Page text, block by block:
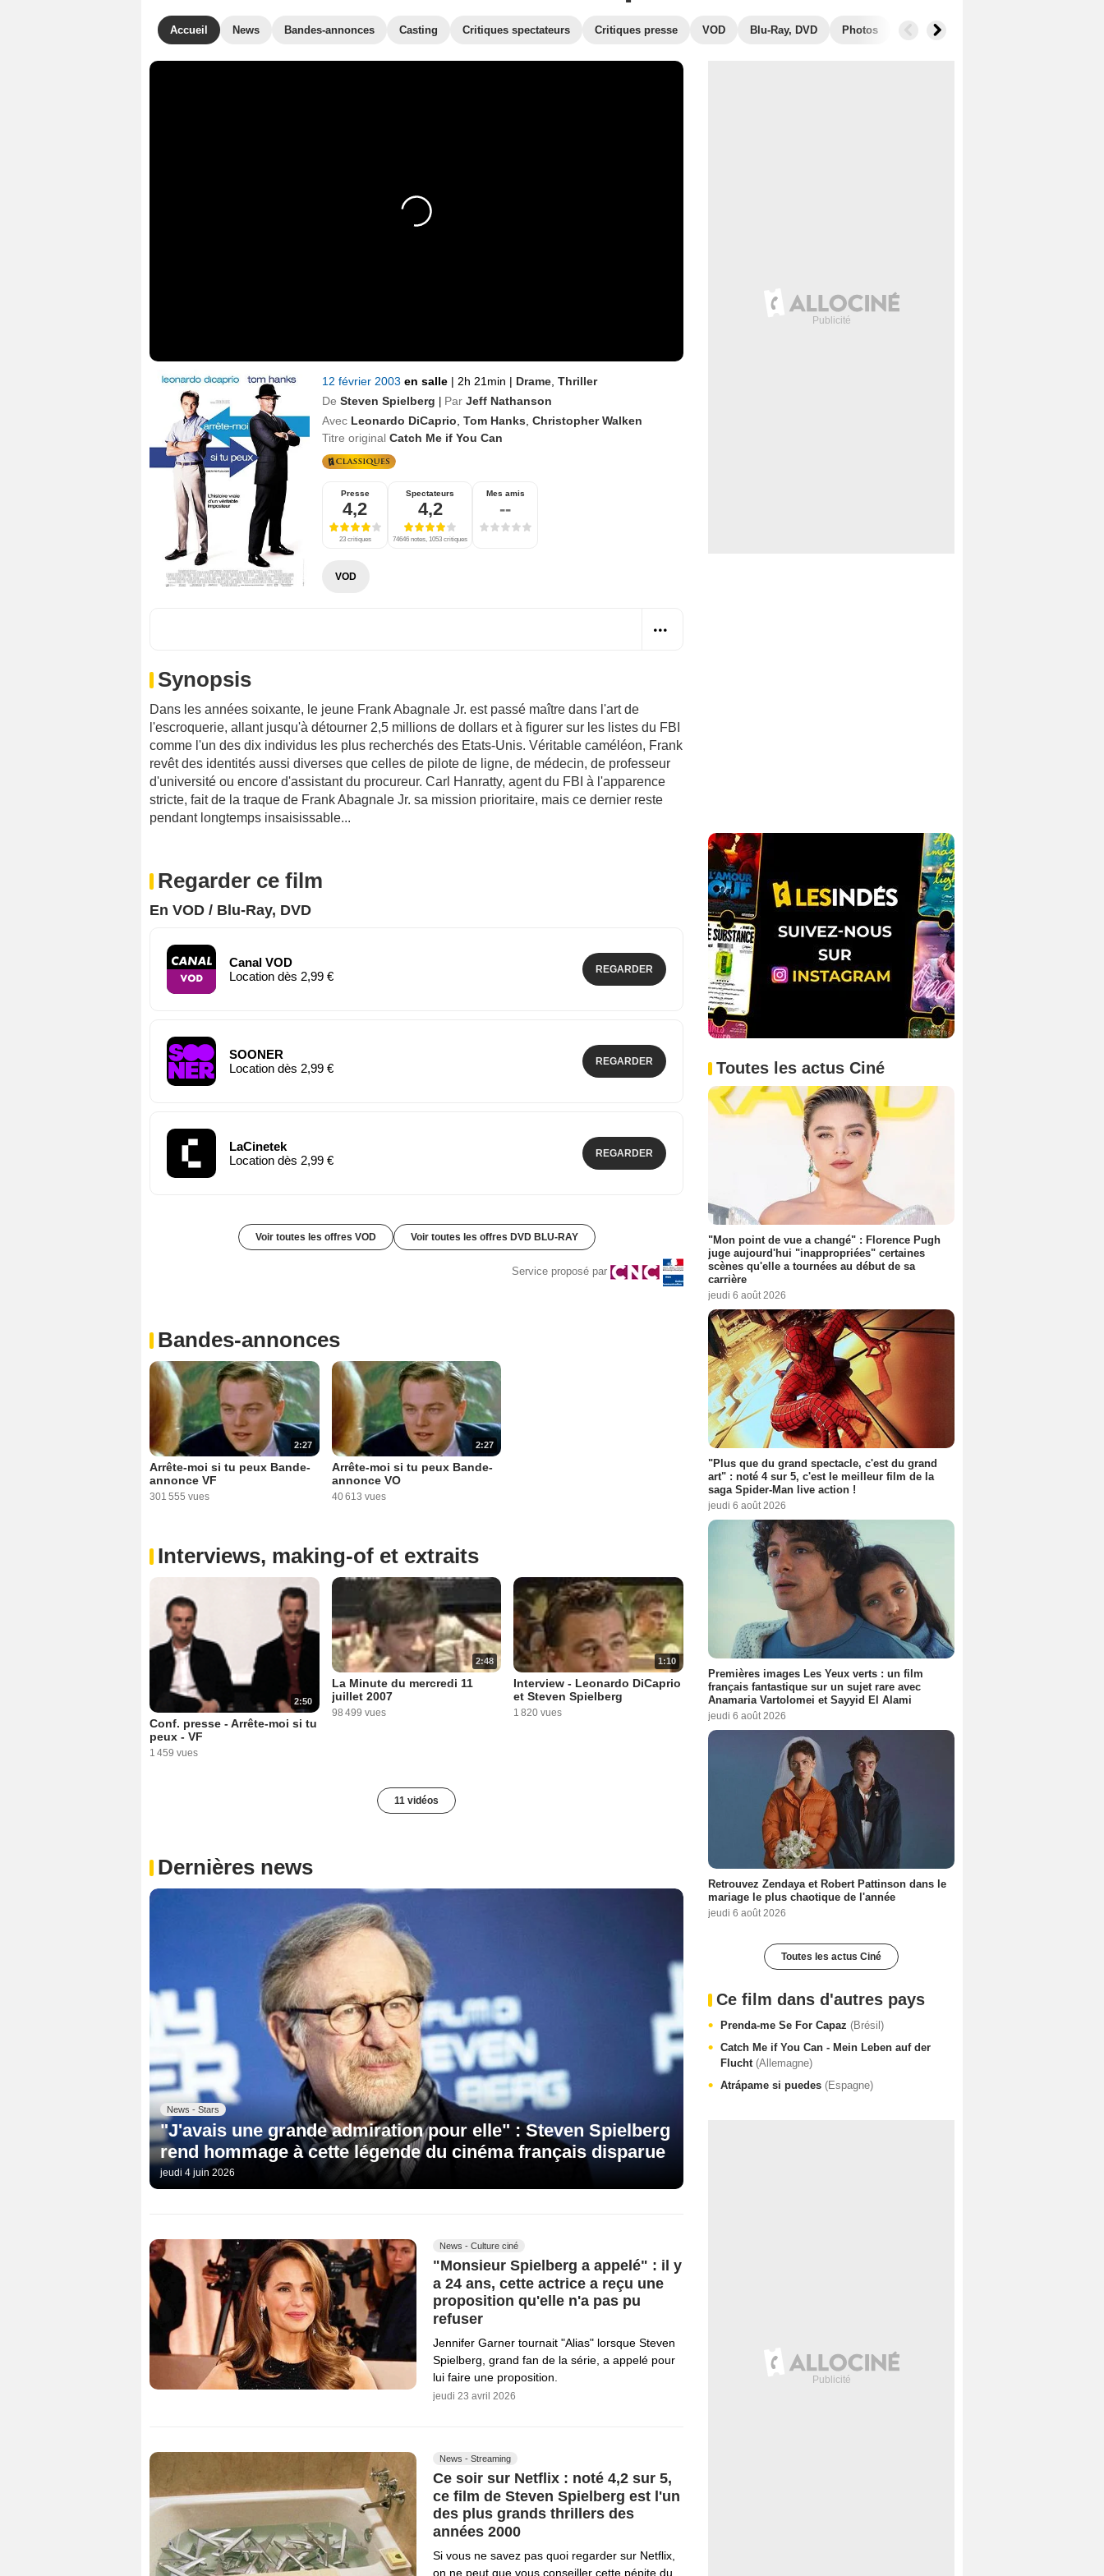
Accueil News Bandes-annonces Casting Critiques spectateurs Critiques presse VOD Blu-Ray, DVD Photos Musique
12 février 2003 en salle | 2h 21min | Drame Thriller
De Steven Spielberg | Par Jeff Nathanson
Avec Leonardo DiCaprio Tom Hanks Christopher Walken
Titre original Catch Me if You Can
Presse
4,2
23 critiques
Spectateurs
4,2
74646 notes, 1053 critiques
Mes amis
--
VOD
Synopsis
Dans les années soixante, le jeune Frank Abagnale Jr. est passé maître dans l'art de
l'escroquerie, allant jusqu'à détourner 2,5 millions de dollars et à figurer sur les listes du FBI
comme l'un des dix individus les plus recherchés des Etats-Unis. Véritable caméléon, Frank
revêt des identités aussi diverses que celles de pilote de ligne, de médecin, de professeur
d'université ou encore d'assistant du procureur. Carl Hanratty, agent du FBI à l'apparence
stricte, fait de la traque de Frank Abagnale Jr. sa mission prioritaire, mais ce dernier reste
pendant longtemps insaisissable...
Regarder ce film
En VOD / Blu-Ray, DVD
Canal VOD
Location dès 2,99 €
REGARDER
SOONER
Location dès 2,99 €
REGARDER
LaCinetek
Location dès 2,99 €
REGARDER
Voir toutes les offres VOD Voir toutes les offres DVD BLU-RAY
Service proposé par
Bandes-annonces
2:27
Arrête-moi si tu peux Bande-
annonce VF
301 555 vues
2:27
Arrête-moi si tu peux Bande-
annonce VO
40 613 vues
Interviews, making-of et extraits
2:50
Conf. presse - Arrête-moi si tu
peux - VF
1 459 vues
2:48
La Minute du mercredi 11
juillet 2007
98 499 vues
1:10
Interview - Leonardo DiCaprio
et Steven Spielberg
1 820 vues
11 vidéos
Dernières news
News - Stars
"J'avais une grande admiration pour elle" : Steven Spielberg
rend hommage à cette légende du cinéma français disparue
jeudi 4 juin 2026
News - Culture ciné
"Monsieur Spielberg a appelé" : il y
a 24 ans, cette actrice a reçu une
proposition qu'elle n'a pas pu
refuser
Jennifer Garner tournait "Alias" lorsque Steven
Spielberg, grand fan de la série, a appelé pour
lui faire une proposition.
jeudi 23 avril 2026
News - Streaming
Ce soir sur Netflix : noté 4,2 sur 5,
ce film de Steven Spielberg est l'un
des plus grands thrillers des
années 2000
Si vous ne savez pas quoi regarder sur Netflix,
on ne peut que vous conseiller cette pépite du
Toutes les actus Ciné
"Mon point de vue a changé" : Florence Pugh
juge aujourd'hui "inappropriées" certaines
scènes qu'elle a tournées au début de sa
carrière
jeudi 6 août 2026
"Plus que du grand spectacle, c'est du grand
art" : noté 4 sur 5, c'est le meilleur film de la
saga Spider-Man live action !
jeudi 6 août 2026
Premières images Les Yeux verts : un film
français fantastique sur un sujet rare avec
Anamaria Vartolomei et Sayyid El Alami
jeudi 6 août 2026
Retrouvez Zendaya et Robert Pattinson dans le
mariage le plus chaotique de l'année
jeudi 6 août 2026
Toutes les actus Ciné
Ce film dans d'autres pays
Prenda-me Se For Capaz (Brésil)
Catch Me if You Can - Mein Leben auf der
Flucht (Allemagne)
Atrápame si puedes (Espagne)